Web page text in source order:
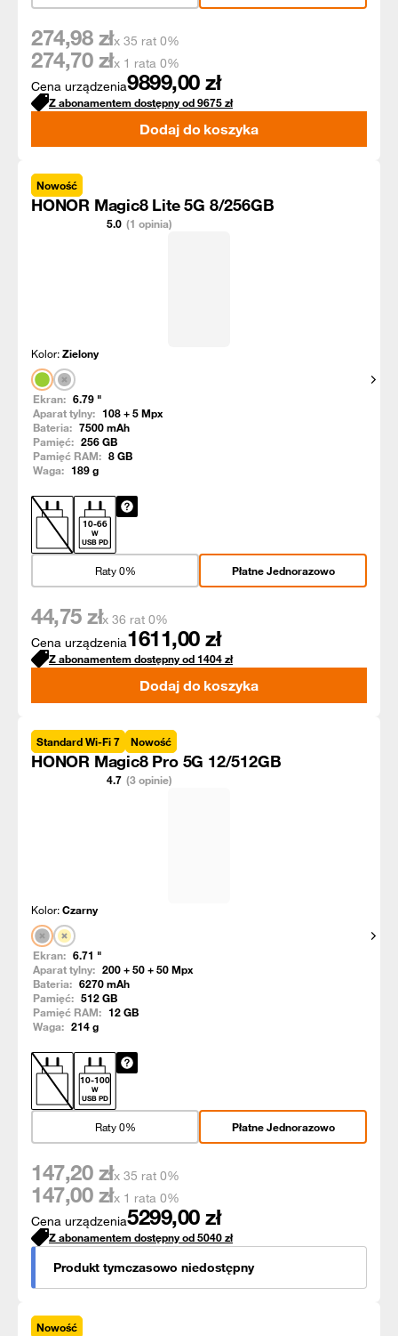
Cena urządzenia9899,00 zł
274,98 złx 35 rat 0%
274,70 złx 1 rata 0%
Z abonamentem dostępny od9675zł
Dodaj do koszyka
Nowość
HONOR Magic8 Lite 5G 8/256GB
5.0 (1 opinia)
Kolor:Zielony
Ekran: 6.79 "
Aparat tylny: 108 + 5Mpx
Bateria: 7500mAh
Pamięć: 256GB
Pamięć RAM: 8GB
Waga: 189g
10-66
W
USB PD
Płatne Jednorazowo
Raty 0%
Cena urządzenia1611,00 zł
44,75 złx 36 rat 0%
Z abonamentem dostępny od1404zł
Dodaj do koszyka
Standard Wi-Fi 7 Nowość
HONOR Magic8 Pro 5G 12/512GB
4.7 (3 opinie)
Kolor:Czarny
Ekran: 6.71 "
Aparat tylny: 200 + 50 + 50Mpx
Bateria: 6270mAh
Pamięć: 512GB
Pamięć RAM: 12GB
Waga: 214g
10-100
W
USB PD
Płatne Jednorazowo
Raty 0%
Cena urządzenia5299,00 zł
147,20 złx 35 rat 0%
147,00 złx 1 rata 0%
Z abonamentem dostępny od5040zł
Produkt tymczasowo niedostępny
Nowość